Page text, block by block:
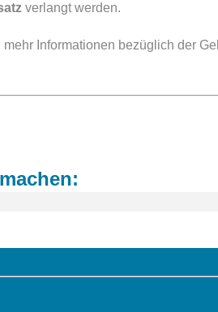
verlangt werden.
Informationen bezüglich der